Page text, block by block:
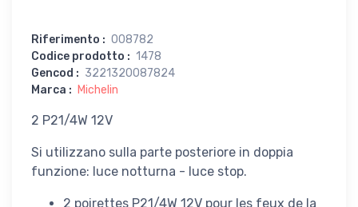
Riferimento : 008782
Codice prodotto : 1478
Gencod : 3221320087824
Marca : Michelin
2 P21/4W 12V
Si utilizzano sulla parte posteriore in doppia
funzione: luce notturna - luce stop.
2 poirettes P21/4W 12V pour les feux de la